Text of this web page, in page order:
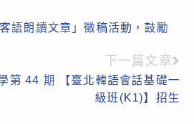
語朗讀文章」徵稿活動，鼓勵
下一篇文章
第 44 期 【臺北韓語會話基礎一
級班(K1)】招生